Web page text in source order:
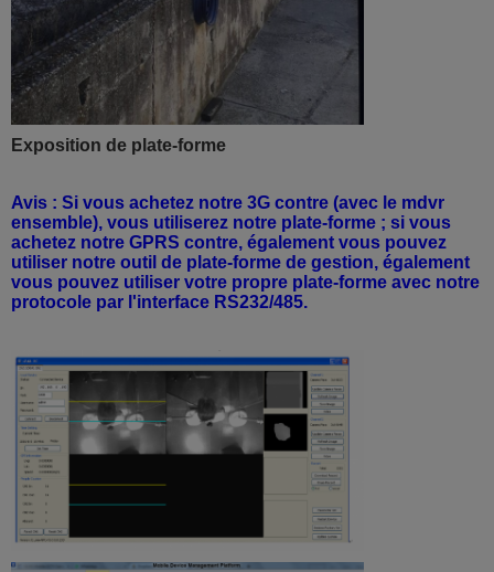
Exposition de plate-forme
Avis : Si vous achetez notre 3G contre (avec le mdvr
ensemble), vous utiliserez notre plate-forme ; si vous
achetez notre GPRS contre, également vous pouvez
utiliser notre outil de plate-forme de gestion, également
vous pouvez utiliser votre propre plate-forme avec notre
protocole par l'interface RS232/485.